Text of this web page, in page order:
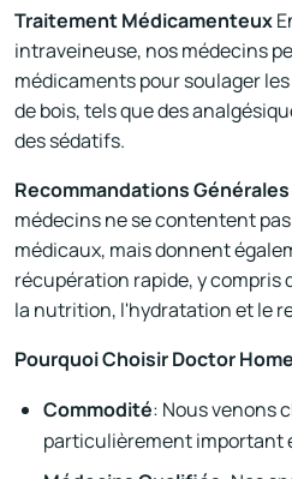
Traitement Médicamenteux
intraveineuse, nos médecins
médicaments pour soulager
de bois, tels que des
des sédatifs.
Recommandations
médecins ne se contentent
médicaux, mais donnent
récupération rapide, y compris
la nutrition, l'hydratation et le
Pourquoi Choisir Doctor
Commodité: Nous venons
particulièrement important